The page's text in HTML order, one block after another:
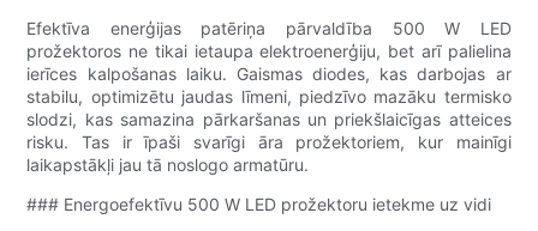
Efektīva enerģijas patēriņa pārvaldība 500 W LED
prožektoros ne tikai ietaupa elektroenerģiju, bet arī palielina
ierīces kalpošanas laiku. Gaismas diodes, kas darbojas ar
stabilu, optimizētu jaudas līmeni, piedzīvo mazāku termisko
slodzi, kas samazina pārkaršanas un priekšlaicīgas atteices
risku. Tas ir īpaši svarīgi āra prožektoriem, kur mainīgi
laikapstākļi jau tā noslogo armatūru.
### Energoefektīvu 500 W LED prožektoru ietekme uz vidi